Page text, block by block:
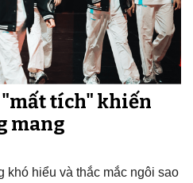
"mất tích" khiến
mang
khó hiểu và thắc mắc ngôi sao